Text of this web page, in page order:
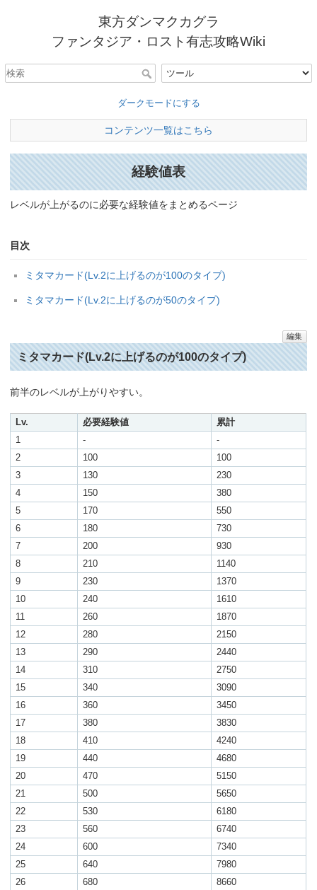
東方ダンマクカグラ
ファンタジア・ロスト有志攻略Wiki
ダークモードにする
コンテンツ一覧はこちら
経験値表
レベルが上がるのに必要な経験値をまとめるページ
目次
ミタマカード(Lv.2に上げるのが100のタイプ)
ミタマカード(Lv.2に上げるのが50のタイプ)
編集
ミタマカード(Lv.2に上げるのが100のタイプ)
前半のレベルが上がりやすい。
Lv. 必要経験値
累計
1
-
-
2
100
100
3
130
230
4
150
380
5
170
550
6
180
730
7
200
930
8
210
1140
9
230
1370
10
240
1610
11
260
1870
12
280
2150
13
290
2440
14
310
2750
15
340
3090
16
360
3450
17
380
3830
18
410
4240
19
440
4680
20
470
5150
21
500
5650
22
530
6180
23
560
6740
24
600
7340
25
640
7980
26
680
8660